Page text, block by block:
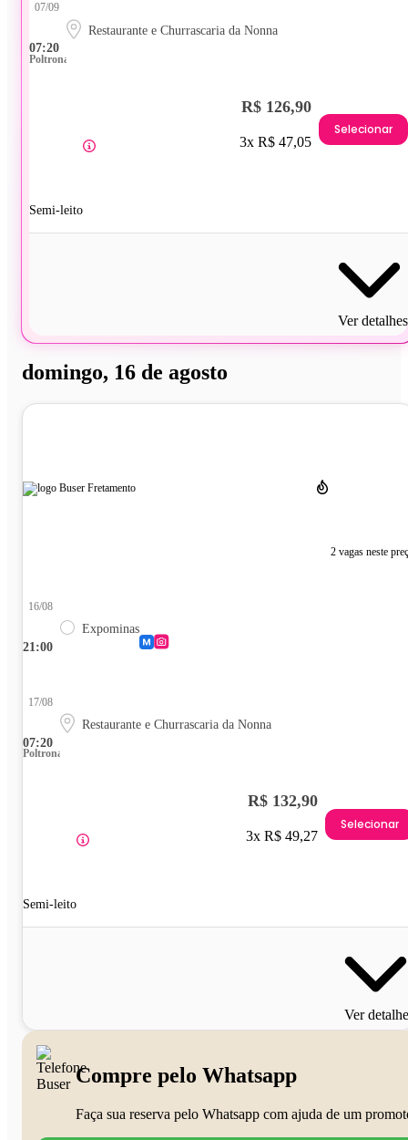
07:20
07/09
Restaurante e Churrascaria da Nonna
Poltrona
Semi-leito
R$ 126,90
3x R$ 47,05
Selecionar
Ver detalhes
domingo, 16 de agosto
2 vagas neste
21:00
16/08
Expominas
07:20
17/08
Restaurante e Churrascaria da Nonna
Poltrona
Semi-leito
R$ 132,90
3x R$ 49,27
Selecionar
Ver
Compre pelo Whatsapp
Faça sua reserva pelo Whatsapp com ajuda de um